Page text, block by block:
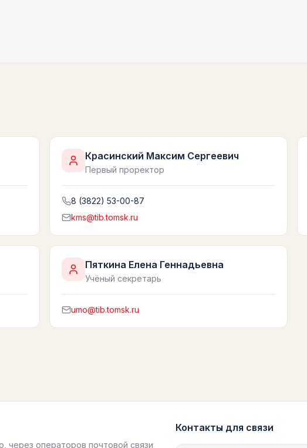
Красинский Максим Сергеевич
Первый проректор
8 (3822) 53-00-87
kms@tib.tomsk.ru
Пяткина Елена Геннадьевна
Учёный секретарь
umo@tib.tomsk.ru
через операторов почтовой связи
Контакты для связи